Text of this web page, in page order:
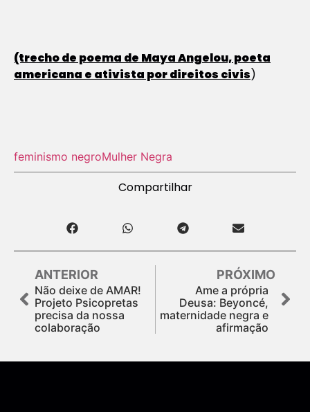
(trecho de poema de Maya Angelou, poeta
americana e ativista por direitos civis)
feminismo negroMulher Negra
Compartilhar
ANTERIOR
Não deixe de AMAR!
Projeto Psicopretas
precisa da nossa
colaboração
PRÓXIMO
Ame a própria
Deusa: Beyoncé,
maternidade negra e
afirmação